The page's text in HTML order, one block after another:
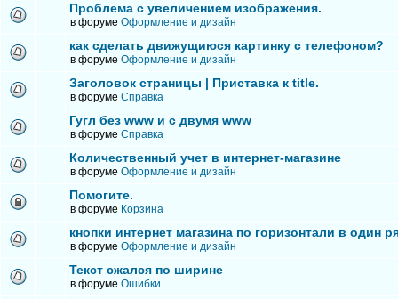
Проблема с увеличением изображения.
в форуме Оформление и дизайн
как сделать движущиюся картинку с телефоном?
в форуме Оформление и дизайн
Заголовок страницы | Приставка к title.
в форуме Справка
Гугл без www и с двумя www
в форуме Справка
Количественный учет в интернет-магазине
в форуме Оформление и дизайн
Помогите.
в форуме Корзина
кнопки интернет магазина по горизонтали в один
в форуме Оформление и дизайн
Текст сжался по ширине
в форуме Ошибки